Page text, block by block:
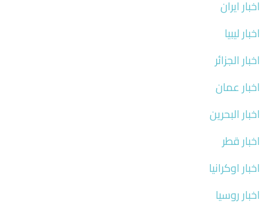
اخبار ايران
اخبار ليبيا
اخبار الجزائر
اخبار عمان
اخبار البحرين
اخبار قطر
اخبار اوكرانيا
اخبار روسيا